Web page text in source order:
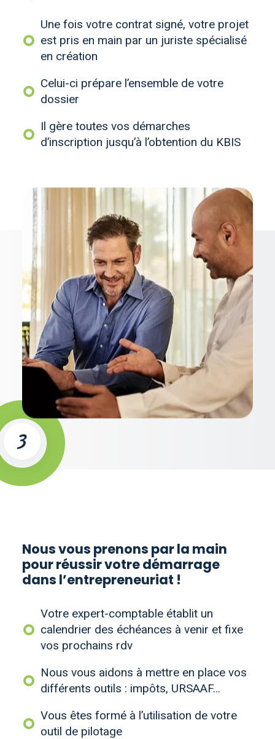
Une fois votre contrat signé, votre projet
est pris en main par un juriste spécialisé
en création
Celui-ci prépare l’ensemble de votre
dossier
Il gère toutes vos démarches
d’inscription jusqu’à l’obtention du KBIS
Nous vous prenons par la main
pour réussir votre démarrage
dans l’entrepreneuriat !
Votre expert-comptable établit un
calendrier des échéances à venir et fixe
vos prochains rdv
Nous vous aidons à mettre en place vos
différents outils : impôts, URSAAF…
Vous êtes formé à l’utilisation de votre
outil de pilotage